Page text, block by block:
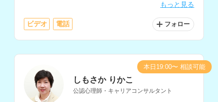
ン、働き方、生きづらさ等の相談にも対応されていま
もっと見る
ビデオ 電話 フォロー
しもさか りかこ
公認心理師・キャリアコンサルタント
本日19:00〜 相談可能